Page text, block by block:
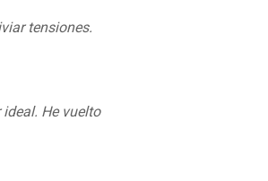
tensiones.
He vuelto